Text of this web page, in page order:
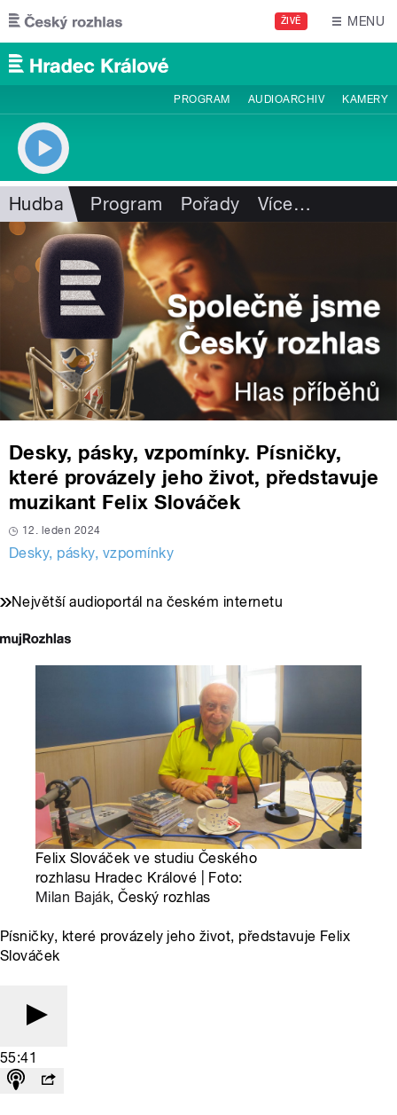
Přejít k hlavnímu obsahu
ŽIVĚ MENU
PROGRAM AUDIOARCHIV KAMERY
Hudba Program Pořady Více…
Desky, pásky, vzpomínky. Písničky,
které provázely jeho život, představuje
muzikant Felix Slováček
12. leden 2024
Desky, pásky, vzpomínky
Největší audioportál na českém internetu
Felix Slováček ve studiu Českého
rozhlasu Hradec Králové | Foto:
Milan Baják, Český rozhlas
Písničky, které provázely jeho život, představuje Felix
Slováček
55:41